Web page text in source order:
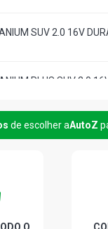
SUV 2.0 16V
PLUS SUV 2.0
S HATCH 1.5 16V
HATCH 1.5 16V
HATCH 1.6 16V
de escolher aAutoZ